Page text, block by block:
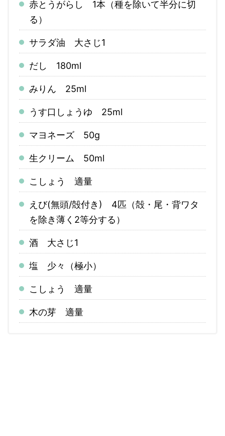
赤とうがらし 1本（種を除いて半分に切
る）
サラダ油 大さじ1
だし 180ml
みりん 25ml
うす口しょうゆ 25ml
マヨネーズ 50g
生クリーム 50ml
こしょう 適量
えび(無頭/殻付き) 4匹（殻・尾・背ワタ
を除き薄く2等分する）
酒 大さじ1
塩 少々（極小）
こしょう 適量
木の芽 適量